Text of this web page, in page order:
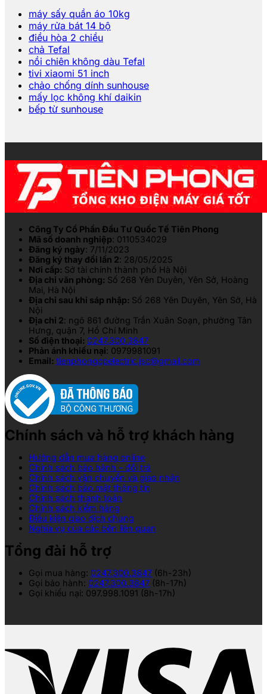
máy sấy quần áo 10kg
máy rửa bát 14 bộ
điều hòa 2 chiều
chả Tefal
nồi chiên không dàu Tefal
tivi xiaomi 51 inch
chảo chống dính sunhouse
mấy lọc không khí daikin
bếp từ sunhouse
Công Ty Cổ Phần Đầu Tư Quốc Tế Tiên Phong
Mã số doanh nghiệp: 0110534029
Đăng ký ngày: 7/11/2023
Đăng ký thay đổi lần 2: 28/05/2025
Nơi cấp: Sở tài chính thành phố Hà Nội
Địa chỉ văn phòng: Số 268 Yên Duyên, Yên Sở, Hoàng
Mai, Hà Nội
Địa chỉ sau khi sáp nhập: Số 268 Yên Duyên, Yên Sở, Hà
Nội
Địa chỉ 2: ngõ 861 đường Trần Xuân Soạn, phường Tân
Hưng, quận 7, Hồ Chí Minh
Số điện thoại: 0247.300.3847
Phản ánh khiếu nại: 0979981091
Email: tienphongcpelectric.jsc@gmail.com
Chính sách và hỗ trợ khách hàng
Hướng dẫn mua hàng online
Chính sách bảo hành – đổi trả
Chính sách vận chuyển và giao nhận
Chính sách bảo mật thông tin
Chính sách thanh toán
Chính sách kiểm hàng
Điều kiện giao dịch chung
Nghĩa vụ của các bên liên quan
Tổng đài hỗ trợ
Gọi mua hàng: 0247.300.3847 (6h-23h)
Gọi bảo hành: 0247.300.3847 (8h-17h)
Gọi khiếu nại: 097.998.1091 (8h-17h)